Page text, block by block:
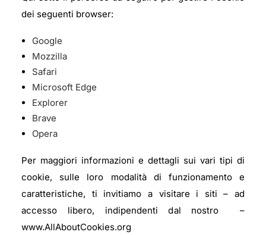
dei seguenti browser:
Google
Mozzilla
Safari
Microsoft Edge
Explorer
Brave
Opera
Per maggiori informazioni e dettagli sui vari tipi di
cookie, sulle loro modalità di funzionamento e
caratteristiche, ti invitiamo a visitare i siti – ad
accesso libero, indipendenti dal nostro –
www.AllAboutCookies.org